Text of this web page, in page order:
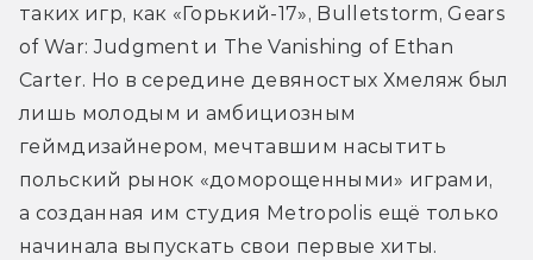
таких игр, как «Горький-17», Bulletstorm, Gears
of War: Judgment и The Vanishing of Ethan
Carter. Но в середине девяностых Хмеляж был
лишь молодым и амбициозным
геймдизайнером, мечтавшим насытить
польский рынок «доморощенными» играми,
а созданная им студия Metropolis ещё только
начинала выпускать свои первые хиты.